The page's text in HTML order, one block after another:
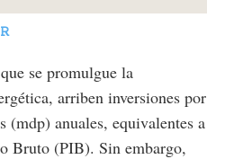
se promulgue la
arriben inversiones por
(mdp) anuales, equivalentes a
Bruto (PIB). Sin embargo,